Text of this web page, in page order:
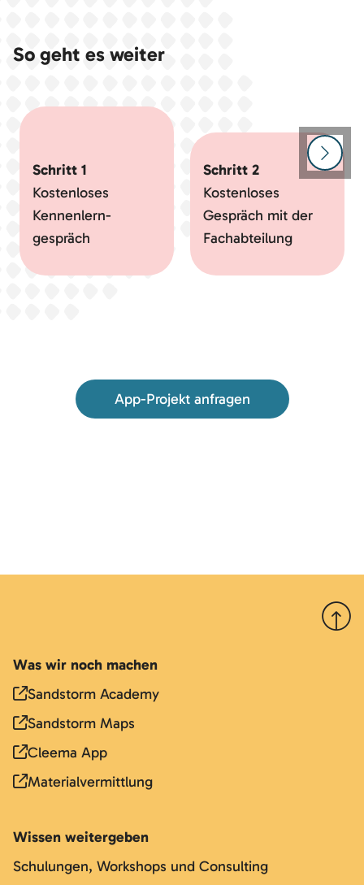
So geht es weiter
Schritt 1
Kostenloses
Kennenlern-
gespräch
Schritt 2
Kostenloses
Gespräch mit der
Fachabteilung
Zur
App-Projekt anfragen
Nach
Was wir noch machen
Sandstorm Academy
Sandstorm Maps
Cleema App
Materialvermittlung
Wissen weitergeben
Schulungen, Workshops und Consulting